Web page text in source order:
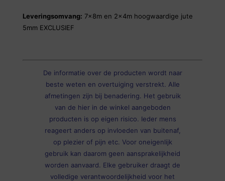
Leveringsomvang: 7x8m en 2x4m hoogwaardige jute
5mm EXCLUSIEF
De informatie over de producten wordt naar
beste weten en overtuiging verstrekt. Alle
afmetingen zijn bij benadering. Het gebruik
van de hier in de winkel aangeboden
producten is op eigen risico. Ieder mens
reageert anders op invloeden van buitenaf,
op plezier of pijn etc. Voor oneigenlijk
gebruik kan daarom geen aansprakelijkheid
worden aanvaard. Elke gebruiker draagt de
volledige verantwoordelijkheid voor het